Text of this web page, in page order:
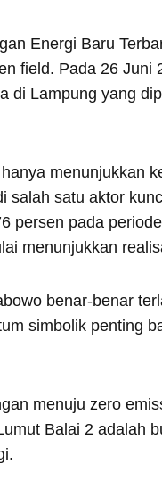
Energi Baru
field. Pada 26 Juni
di Lampung yang
menunjukkan
salah satu aktor
persen pada
menunjukkan
benar-benar
simbolik penting
menuju zero
Balai 2 adalah